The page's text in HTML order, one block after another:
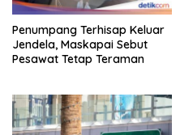
Penumpang Terhisap Keluar
Jendela, Maskapai Sebut
Pesawat Tetap Teraman